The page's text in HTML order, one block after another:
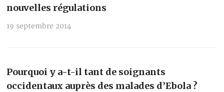
nouvelles régulations
19 septembre 2014
Pourquoi y a-t-il tant de soignants
occidentaux auprès des malades d’Ebola ?